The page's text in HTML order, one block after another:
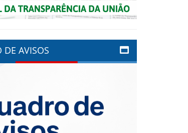
DE AVISOS